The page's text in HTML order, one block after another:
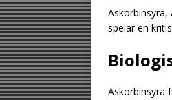
spelar en
Askorbinsyra